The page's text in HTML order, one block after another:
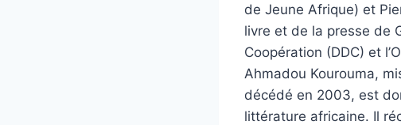
de Jeune Afrique) et
livre et de la presse de
Coopération (DDC) et
Ahmadou Kourouma,
décédé en 2003, est
littérature africaine. Il